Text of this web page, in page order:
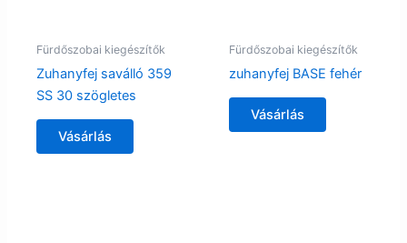
Fürdőszobai kiegészítők
Zuhanyfej saválló 359
SS 30 szögletes
Vásárlás
Fürdőszobai kiegészítők
zuhanyfej BASE fehér
Vásárlás